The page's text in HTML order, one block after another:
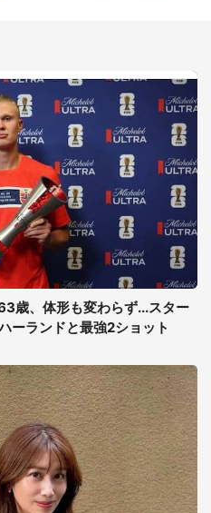
歳、体形も変わらず...スター
ーランドと最強2ショット